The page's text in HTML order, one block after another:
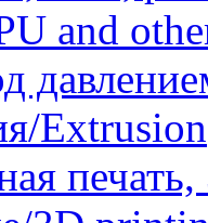
and
Extrusion